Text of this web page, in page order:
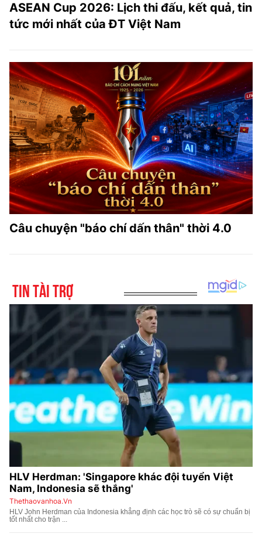
ASEAN Cup 2026: Lịch thi đấu, kết quả, tin
tức mới nhất của ĐT Việt Nam
Câu chuyện "báo chí dấn thân" thời 4.0